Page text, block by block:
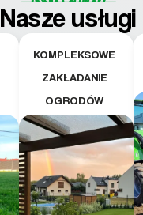
Nasze usługi
KOMPLEKSOWE
ZAKŁADANIE
OGRODÓW